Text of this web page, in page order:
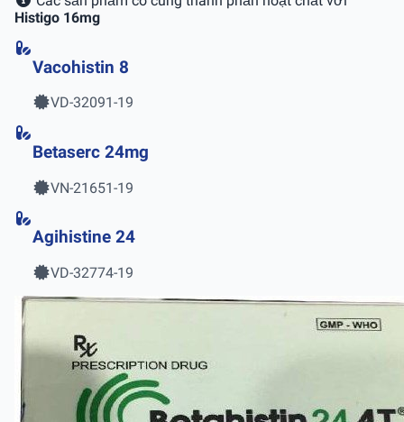
Histigo 16mg
Vacohistin 8
VD-32091-19
Betaserc 24mg
VN-21651-19
Agihistine 24
VD-32774-19